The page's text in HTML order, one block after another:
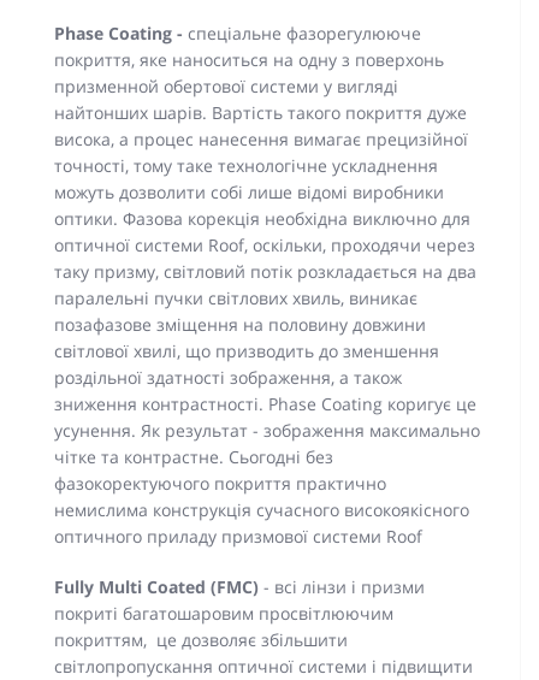
Phase Coating - спеціальне фазорегулююче
покриття, яке наноситься на одну з поверхонь
призменной обертової системи у вигляді
найтонших шарів. Вартість такого покриття дуже
висока, а процес нанесення вимагає прецизійної
точності, тому таке технологічне ускладнення
можуть дозволити собі лише відомі виробники
оптики. Фазова корекція необхідна виключно для
оптичної системи Roof, оскільки, проходячи через
таку призму, світловий потік розкладається на два
паралельні пучки світлових хвиль, виникає
позафазове зміщення на половину довжини
світлової хвилі, що призводить до зменшення
роздільної здатності зображення, а також
зниження контрастності. Phase Coating коригує це
усунення. Як результат - зображення максимально
чітке та контрастне. Сьогодні без
фазокоректуючого покриття практично
немислима конструкція сучасного високоякісного
оптичного приладу призмової системи Roof
Fully Multi Coated (FMC) - всі лінзи і призми
покриті багатошаровим просвітлюючим
покриттям, це дозволяє збільшити
світлопропускання оптичної системи і підвищити